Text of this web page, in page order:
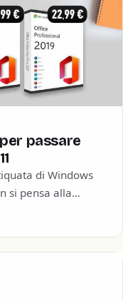
passare
di Windows
si pensa alla